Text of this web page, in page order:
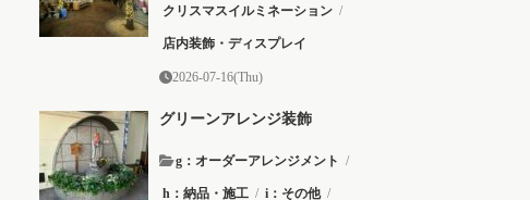
クリスマスイルミネーション /
店内装飾・ディスプレイ
2026-07-16(Thu)
グリーンアレンジ装飾
g：オーダーアレンジメント /
h：納品・施工 / i：その他 /